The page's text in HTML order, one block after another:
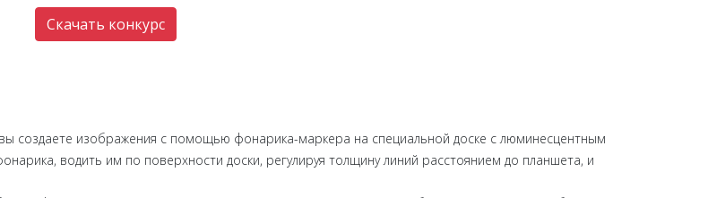
Скачать конкурс
создаете изображения с помощью фонарика-маркера на специальной доске с люминесцентным
водить им по поверхности доски, регулируя толщину линий расстоянием до планшета, и